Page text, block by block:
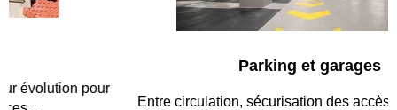
Parking et garages
Entre circulation, sécurisation des accès, durabilité des